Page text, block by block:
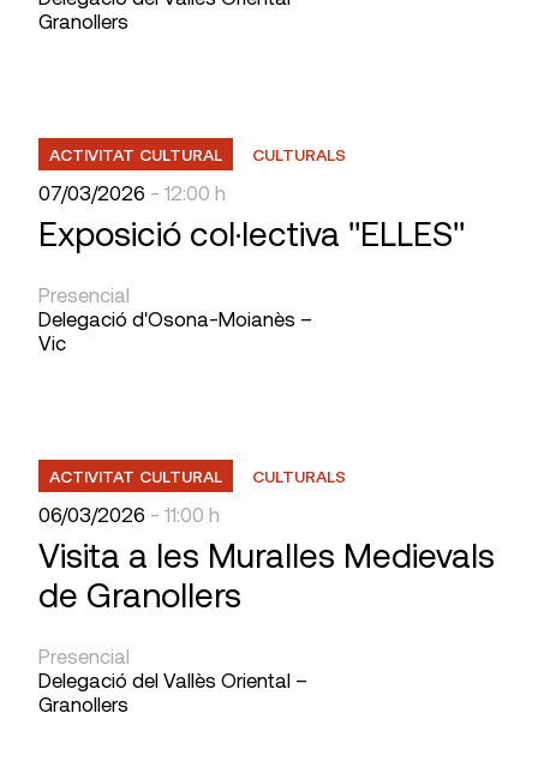
Granollers
ACTIVITAT CULTURAL CULTURALS
07/03/2026 - 12:00 h
Exposició col·lectiva "ELLES"
Presencial
Delegació d'Osona-Moianès –
Vic
ACTIVITAT CULTURAL CULTURALS
06/03/2026 - 11:00 h
Visita a les Muralles Medievals
de Granollers
Presencial
Delegació del Vallès Oriental –
Granollers